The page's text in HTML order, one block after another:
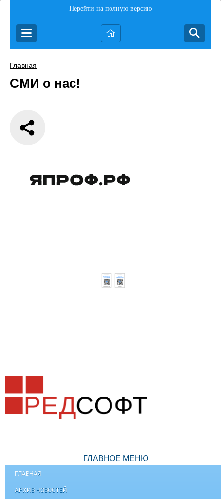
Перейти на полную версию
Главная
СМИ о нас!
ГЛАВНОЕ МЕНЮ
ГЛАВНАЯ
АРХИВ НОВОСТЕЙ